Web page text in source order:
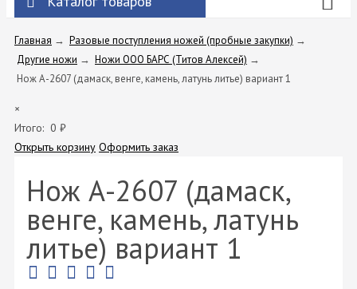
Главная → Разовые поступления ножей (пробные закупки) →
Другие ножи → Ножи ООО БАРС (Титов Алексей) →
Нож А-2607 (дамаск, венге, камень, латунь литье) вариант 1
×
Итого: 0 ₽
Открыть корзину Оформить заказ
Нож А-2607 (дамаск,
венге, камень, латунь
литье) вариант 1